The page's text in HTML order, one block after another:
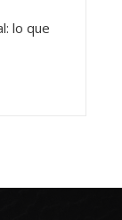
lo que